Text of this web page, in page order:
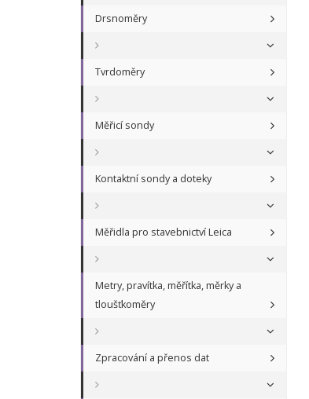
Drsnoměry
Tvrdoměry
Měřicí sondy
Kontaktní sondy a doteky
Měřidla pro stavebnictví Leica
Metry, pravítka, měřítka, měrky a
tloušťkoměry
Zpracování a přenos dat